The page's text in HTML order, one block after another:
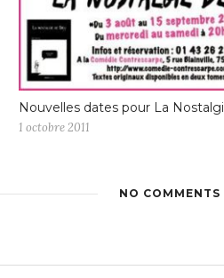
Nouvelles dates pour La
1 octobre 2011
NO COMMENTS